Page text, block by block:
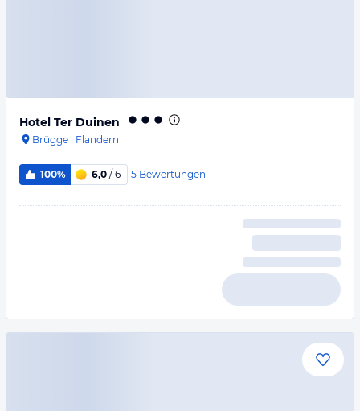
Hotel Ter Duinen
Brügge · Flandern
100% 6,0 / 6 5 Bewertungen